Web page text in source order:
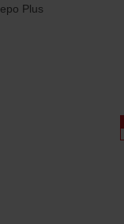
Plus